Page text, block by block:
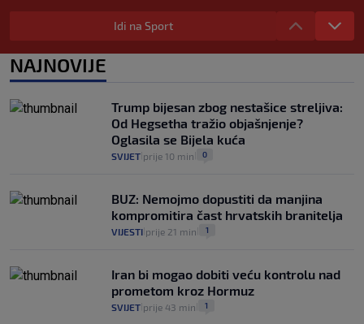
Provjerili smo "što ćemo onda" ako
Plenković na 15 dana ukine mjere: "Ne bi
se dogodilo ništa. Vlada se zaljubila u te
intervencije"
Analitičar o Mostu: Oni su u yin-yang
poziciji i imaju drugog najpoznatijeg
bravara u povijesti Hrvatske
VIJESTI 16
Idi na Sport
NAJNOVIJE
Trump bijesan zbog nestašice streljiva:
Od Hegsetha tražio objašnjenje?
Oglasila se Bijela kuća
SVIJET prije 10 min 0
BUZ: Nemojmo dopustiti da manjina
kompromitira čast hrvatskih branitelja
VIJESTI prije 21 min 1
Iran bi mogao dobiti veću kontrolu nad
prometom kroz Hormuz
SVIJET prije 43 min 1